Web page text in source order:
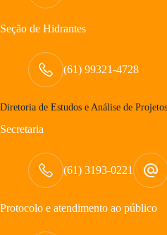
Seção de Hidrantes
(61) 99321-4728
Diretoria de Estudos e Análise de
Secretaria
(61) 3193-0221
Protocolo e atendimento ao público